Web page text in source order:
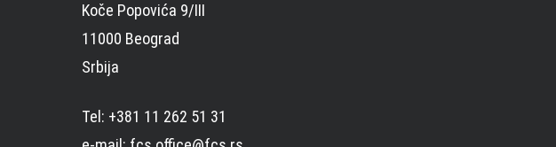
Koče Popovića 9/III
11000 Beograd
Srbija
Tel: +381 11 262 51 31